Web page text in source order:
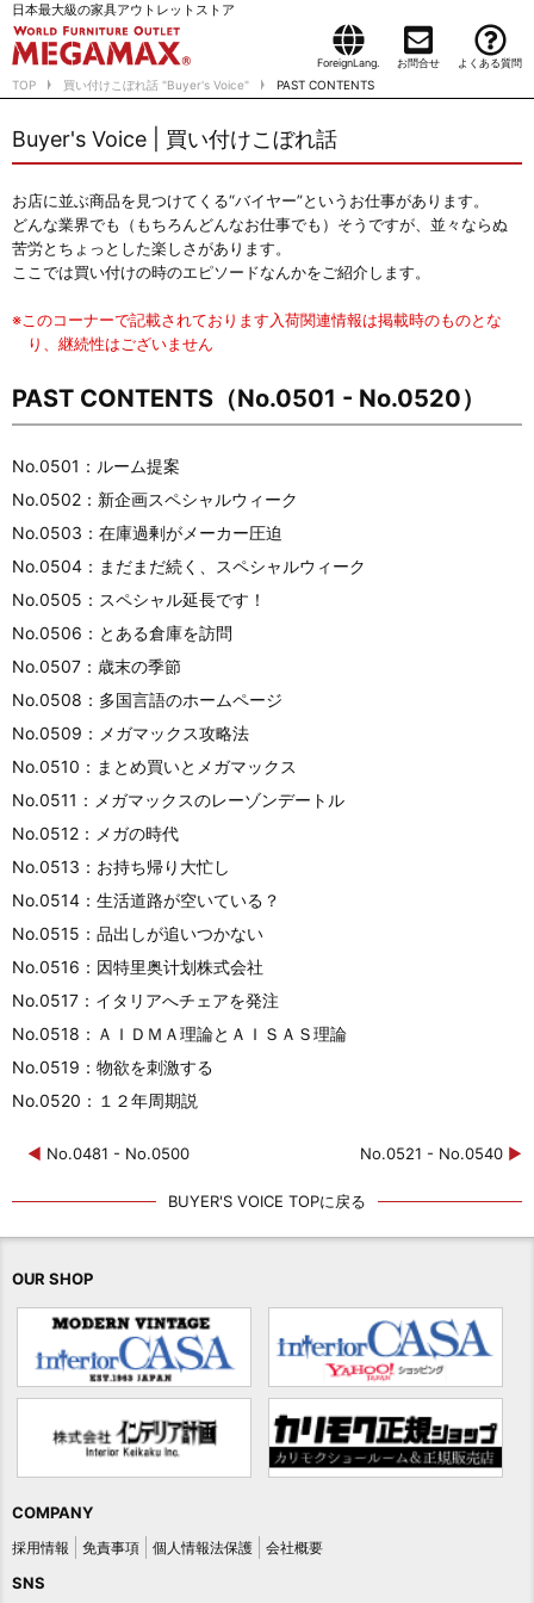
日本最大級の家具アウトレットストア
ForeignLang. お問合せ よくある質問
TOP 買い付けこぼれ話 "Buyer's Voice" PAST CONTENTS
Buyer's Voice | 買い付けこぼれ話
お店に並ぶ商品を見つけてくる“バイヤー”というお仕事があります。
どんな業界でも（もちろんどんなお仕事でも）そうですが、並々ならぬ
苦労とちょっとした楽しさがあります。
ここでは買い付けの時のエピソードなんかをご紹介します。
※このコーナーで記載されております入荷関連情報は掲載時のものとな
り、継続性はございません
PAST CONTENTS（No.0501 - No.0520）
No.0501：ルーム提案
No.0502：新企画スペシャルウィーク
No.0503：在庫過剰がメーカー圧迫
No.0504：まだまだ続く、スペシャルウィーク
No.0505：スペシャル延長です！
No.0506：とある倉庫を訪問
No.0507：歳末の季節
No.0508：多国言語のホームページ
No.0509：メガマックス攻略法
No.0510：まとめ買いとメガマックス
No.0511：メガマックスのレーゾンデートル
No.0512：メガの時代
No.0513：お持ち帰り大忙し
No.0514：生活道路が空いている？
No.0515：品出しが追いつかない
No.0516：因特里奥计划株式会社
No.0517：イタリアへチェアを発注
No.0518：ＡＩＤＭＡ理論とＡＩＳＡＳ理論
No.0519：物欲を刺激する
No.0520：１２年周期説
◀ No.0481 - No.0500 No.0521 - No.0540 ▶
BUYER'S VOICE TOPに戻る
OUR SHOP
COMPANY
採用情報 免責事項 個人情報法保護 会社概要
SNS